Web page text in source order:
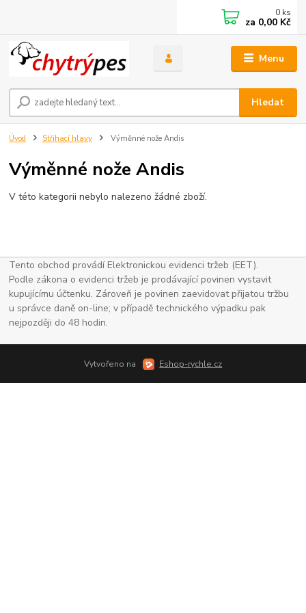
Menu
Hledat
0 ks
za 0,00 Kč
Úvod Střihací hlavy Výměnné nože Andis
Výměnné nože Andis
V této kategorii nebylo nalezeno žádné zboží.
Tento obchod provádí Elektronickou evidenci tržeb (EET).
Podle zákona o evidenci tržeb je prodávající povinen vystavit
kupujícímu účtenku. Zároveň je povinen zaevidovat přijatou tržbu
u správce daně on-line; v případě technického výpadku pak
nejpozději do 48 hodin.
Vytvořeno na Eshop-rychle.cz